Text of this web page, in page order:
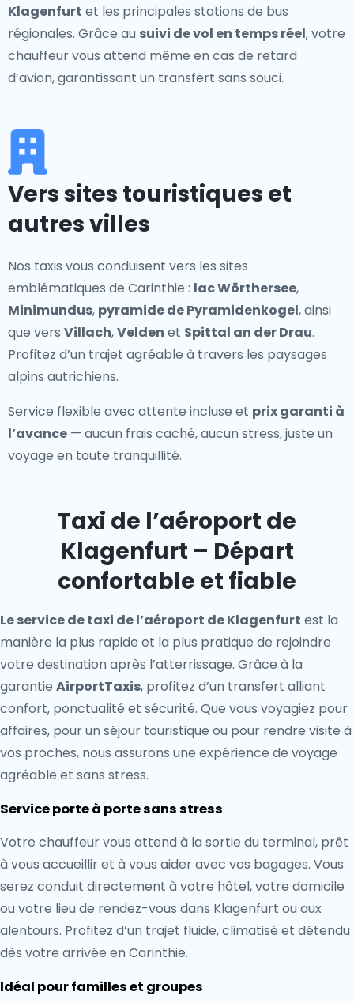
Klagenfurt et les principales stations de bus
régionales. Grâce au suivi de vol en temps réel, votre
chauffeur vous attend même en cas de retard
d’avion, garantissant un transfert sans souci.
Vers sites touristiques et
autres villes
Nos taxis vous conduisent vers les sites
emblématiques de Carinthie : lac Wörthersee,
Minimundus, pyramide de Pyramidenkogel, ainsi
que vers Villach,Velden et Spittal an der Drau.
Profitez d’un trajet agréable à travers les paysages
alpins autrichiens.
Service flexible avec attente incluse et prix garanti à
l’avance — aucun frais caché, aucun stress, juste un
voyage en toute tranquillité.
Taxi de l’aéroport de
Klagenfurt – Départ
confortable et fiable
Le service de taxi de l’aéroport de Klagenfurt est la
manière la plus rapide et la plus pratique de rejoindre
votre destination après l’atterrissage. Grâce à la
garantie AirportTaxis, profitez d’un transfert alliant
confort, ponctualité et sécurité. Que vous voyagiez pour
affaires, pour un séjour touristique ou pour rendre visite à
vos proches, nous assurons une expérience de voyage
agréable et sans stress.
Service porte à porte sans stress
Votre chauffeur vous attend à la sortie du terminal, prêt
à vous accueillir et à vous aider avec vos bagages. Vous
serez conduit directement à votre hôtel, votre domicile
ou votre lieu de rendez-vous dans Klagenfurt ou aux
alentours. Profitez d’un trajet fluide, climatisé et détendu
dès votre arrivée en Carinthie.
Idéal pour familles et groupes